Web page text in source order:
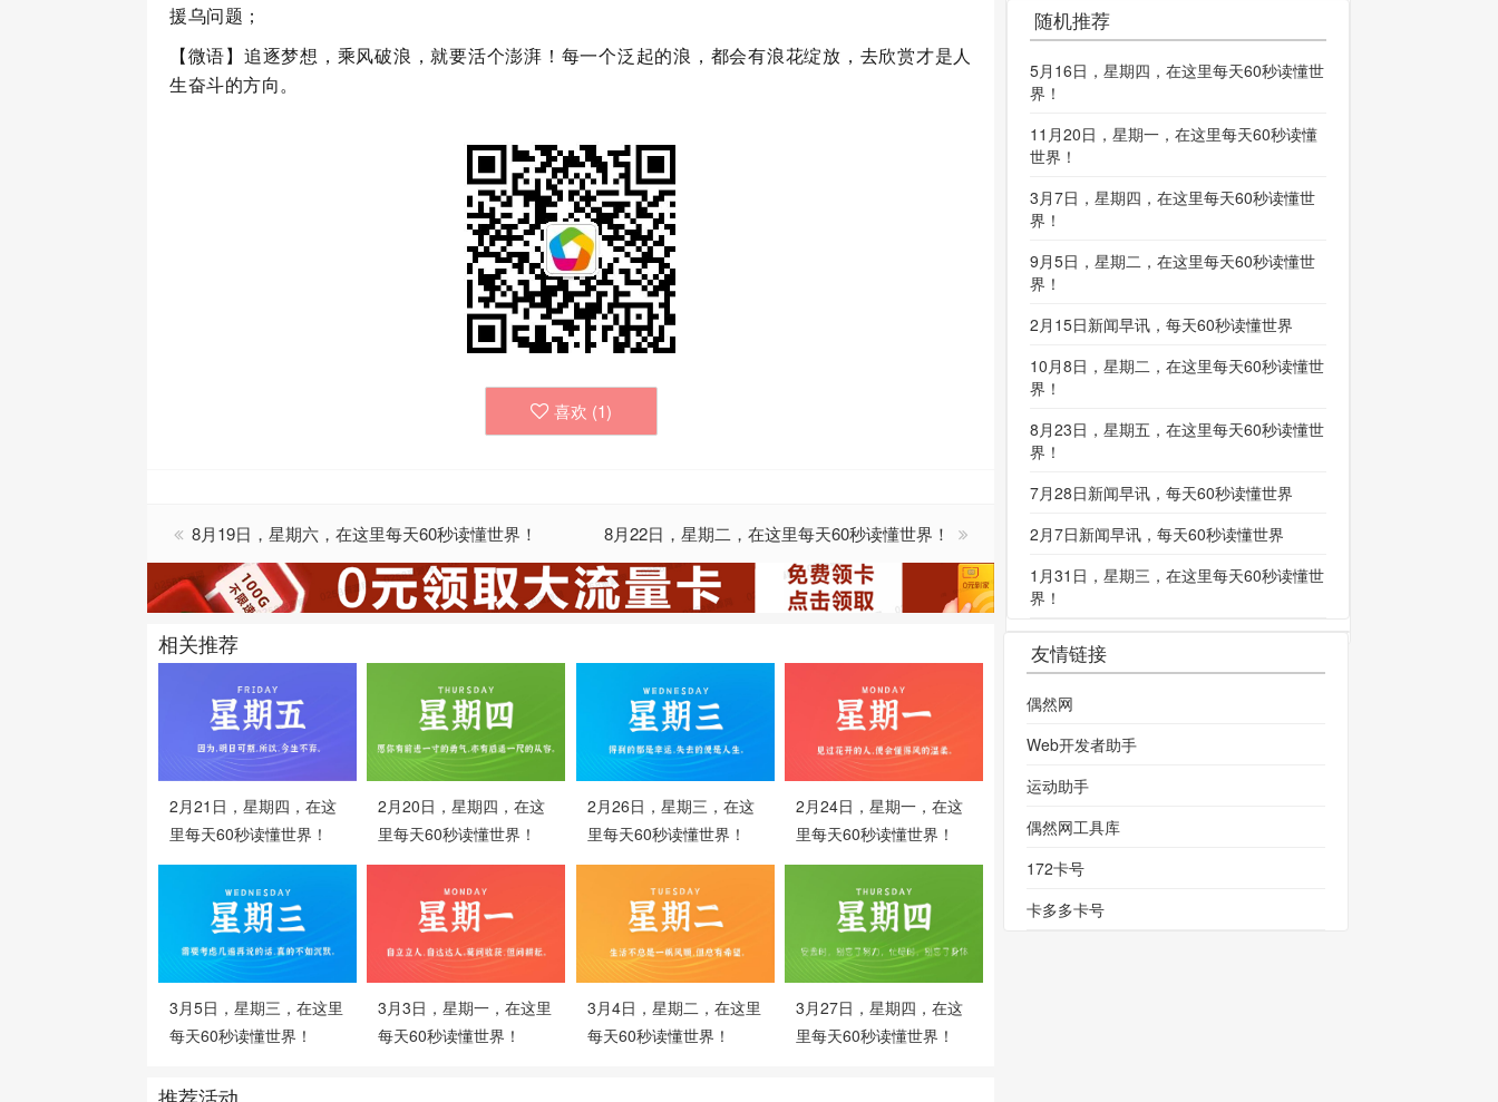
援乌问题；
【微语】追逐梦想，乘风破浪，就要活个澎湃！每一个泛起的浪，都会有浪花绽放，去欣赏才是人
生奋斗的方向。
喜欢 (1)
8月19日，星期六，在这里每天60秒读懂世界！ 8月22日，星期二，在这里每天60秒读懂世界！
相关推荐
2月21日，星期四，在这
里每天60秒读懂世界！
2月20日，星期四，在这
里每天60秒读懂世界！
2月26日，星期三，在这
里每天60秒读懂世界！
2月24日，星期一，在这
里每天60秒读懂世界！
3月5日，星期三，在这里
每天60秒读懂世界！
3月3日，星期一，在这里
每天60秒读懂世界！
3月4日，星期二，在这里
每天60秒读懂世界！
3月27日，星期四，在这
里每天60秒读懂世界！
随机推荐
5月16日，星期四，在这里每天60秒读懂世
界！
11月20日，星期一，在这里每天60秒读懂
世界！
3月7日，星期四，在这里每天60秒读懂世
界！
9月5日，星期二，在这里每天60秒读懂世
界！
2月15日新闻早讯，每天60秒读懂世界
10月8日，星期二，在这里每天60秒读懂世
界！
8月23日，星期五，在这里每天60秒读懂世
界！
7月28日新闻早讯，每天60秒读懂世界
2月7日新闻早讯，每天60秒读懂世界
1月31日，星期三，在这里每天60秒读懂世
界！
友情链接
偶然网
Web开发者助手
运动助手
偶然网工具库
172卡号
卡多多卡号